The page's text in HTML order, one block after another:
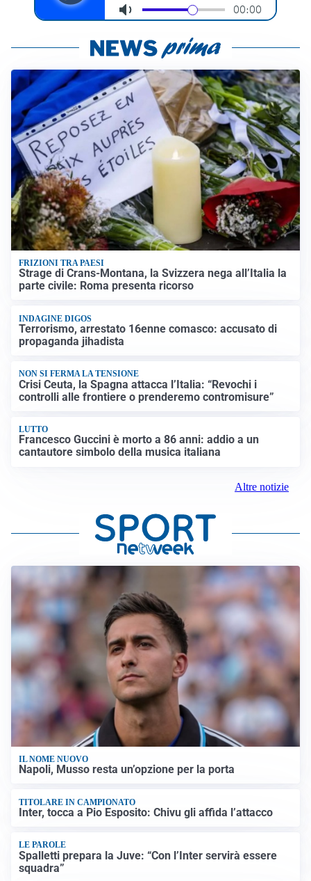
FRIZIONI TRA PAESI
Strage di Crans-Montana, la Svizzera nega all’Italia la
parte civile: Roma presenta ricorso
INDAGINE DIGOS
Terrorismo, arrestato 16enne comasco: accusato di
propaganda jihadista
NON SI FERMA LA TENSIONE
Crisi Ceuta, la Spagna attacca l’Italia: “Revochi i
controlli alle frontiere o prenderemo contromisure”
LUTTO
Francesco Guccini è morto a 86 anni: addio a un
cantautore simbolo della musica italiana
Altre notizie
IL NOME NUOVO
Napoli, Musso resta un’opzione per la porta
TITOLARE IN CAMPIONATO
Inter, tocca a Pio Esposito: Chivu gli affida l’attacco
LE PAROLE
Spalletti prepara la Juve: “Con l’Inter servirà essere
squadra”